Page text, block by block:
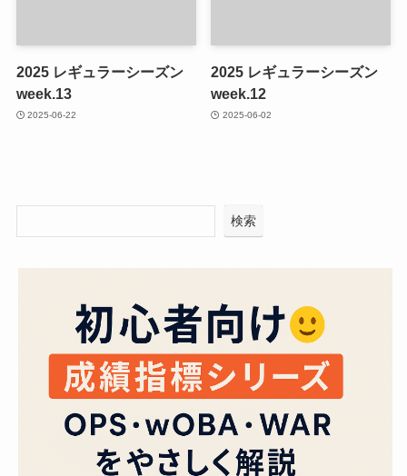
2025 レギュラーシーズン
week.13
2025-06-22
2025 レギュラーシーズン
week.12
2025-06-02
検索